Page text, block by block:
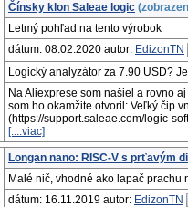
Čínsky klon Saleae logic
Letmý pohľad na tento výrobok
dátum: 08.02.2020 autor: EdizonTN
Logický analyzátor za 7.90 USD?
Na Aliexprese som našiel a rovno
som ho okamžite otvoril: Veľký čip
(https://support.saleae.com/logic-
[....viac]
Longan nano: RISC-V s prťavým
Malé nič, vhodné ako lapač prachu
dátum: 16.11.2019 autor: EdizonTN